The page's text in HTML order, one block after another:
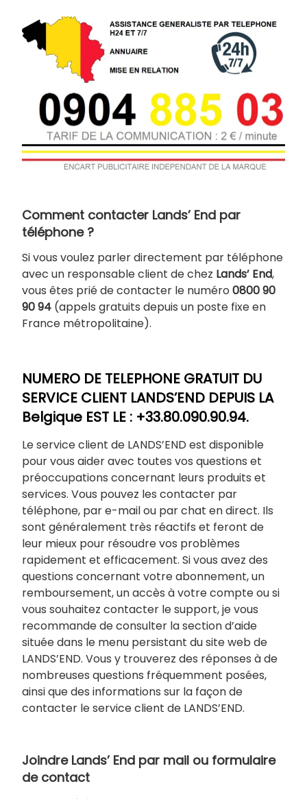
Comment contacter Lands’ End par
téléphone ?
Si vous voulez parler directement par téléphone
avec un responsable client de chez Lands’ End,
vous êtes prié de contacter le numéro 0800 90
90 94 (appels gratuits depuis un poste fixe en
France métropolitaine).
NUMERO DE TELEPHONE GRATUIT DU
SERVICE CLIENT LANDS’END DEPUIS LA
Belgique EST LE : +33.80.090.90.94.
Le service client de LANDS’END est disponible
pour vous aider avec toutes vos questions et
préoccupations concernant leurs produits et
services. Vous pouvez les contacter par
téléphone, par e-mail ou par chat en direct. Ils
sont généralement très réactifs et feront de
leur mieux pour résoudre vos problèmes
rapidement et efficacement. Si vous avez des
questions concernant votre abonnement, un
remboursement, un accès à votre compte ou si
vous souhaitez contacter le support, je vous
recommande de consulter la section d’aide
située dans le menu persistant du site web de
LANDS’END. Vous y trouverez des réponses à de
nombreuses questions fréquemment posées,
ainsi que des informations sur la façon de
contacter le service client de LANDS’END.
Joindre Lands’ End par mail ou formulaire
de contact